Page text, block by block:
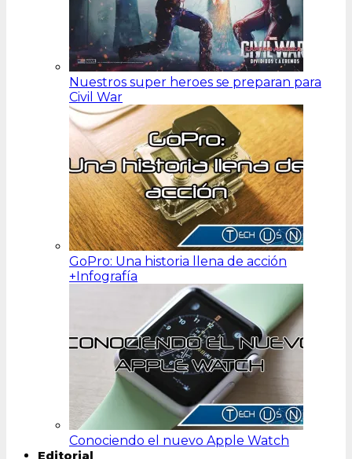
Nuestros super heroes se preparan para
Civil War
GoPro: Una historia llena de acción
+Infografía
Conociendo el nuevo Apple Watch
Editorial